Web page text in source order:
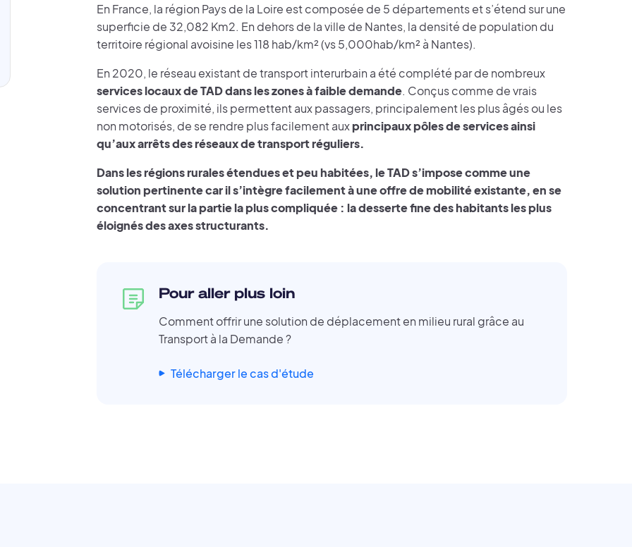
En France, la région Pays de la Loire est composée de 5 départements et s’étend sur une
superficie de 32,082 Km2. En dehors de la ville de Nantes, la densité de population du
territoire régional avoisine les 118 hab/km² (vs 5,000hab/km² à Nantes).
En 2020, le réseau existant de transport interurbain a été complété par de nombreux
services locaux de TAD dans les zones à faible demande. Conçus comme de vrais
services de proximité, ils permettent aux passagers, principalement les plus âgés ou les
non motorisés, de se rendre plus facilement auxprincipaux pôles de services ainsi
qu’aux arrêts des réseaux de transport réguliers.
Dans les régions rurales étendues et peu habitées, le TAD s’impose comme une
solution pertinente car il s’intègre facilement à une offre de mobilité existante, en se
concentrant sur la partie la plus compliquée : la desserte fine des habitants les plus
éloignés des axes structurants.
Pour aller plus loin
Comment offrir une solution de déplacement en milieu rural grâce au
Transport à la Demande ?
Télécharger le cas d'étude